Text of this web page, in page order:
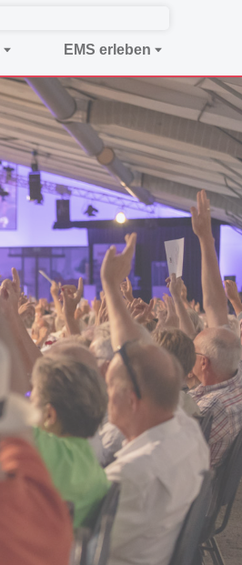
EMS erleben